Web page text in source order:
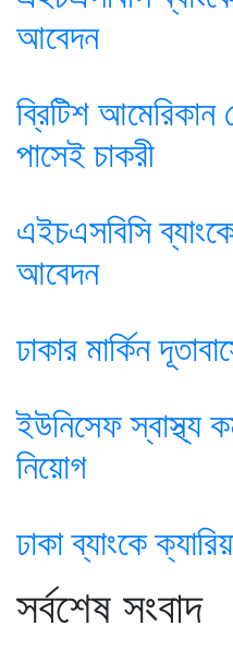
আবেদন
ব্রিটিশ
পাসেই চাকরী
এইচএসবিসি
আবেদন
ঢাকার মার্কিন
ইউনিসেফ স্বাস্থ্য
নিয়োগ
ঢাকা ব্যাংকে
সর্বশেষ সংবাদ